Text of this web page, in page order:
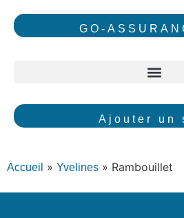
GO-
Ajouter un
Accueil » Yvelines » Rambouillet